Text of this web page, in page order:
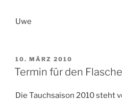
Uwe
VERÖFFENTLICHT
AM
10. MÄRZ 2010
Termin für den
Die Tauchsaison 2010 steht